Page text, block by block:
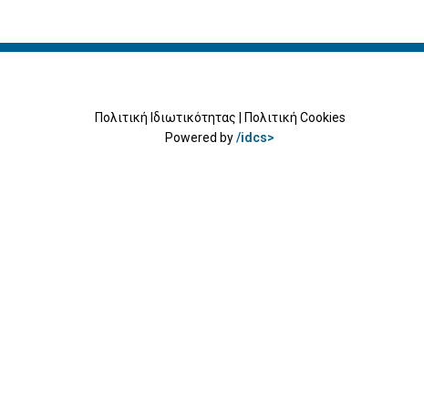
Πολιτική Ιδιωτικότητας
Πολιτική Cookies
Powered by/idcs>